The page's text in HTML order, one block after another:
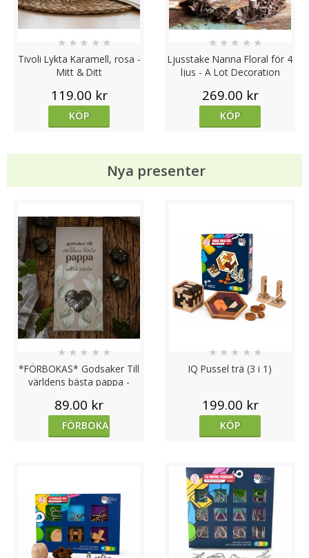
Tivoli Lykta Karamell, rosa -
Mitt & Ditt
★ ★ ★ ★ ★
119.00 kr
KÖP
Ljusstake Nanna Floral för 4
ljus - A Lot Decoration
★ ★ ★ ★ ★
269.00 kr
KÖP
Nya presenter
*FÖRBOKAS* Godsaker Till
världens bästa pappa -
Barncancerfonden
★ ★ ★ ★ ★
89.00 kr
FÖRBOKA
IQ Pussel trä (3 i 1)
★ ★ ★ ★ ★
199.00 kr
KÖP